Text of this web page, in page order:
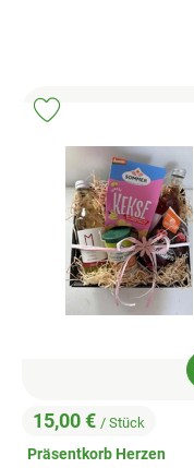
, Preis:
15,00 € / Stück
Präsentkorb Herzen